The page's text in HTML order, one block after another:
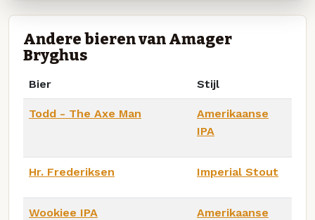
Andere bieren van Amager
Bryghus
Bier Stijl
Todd - The Axe Man
Amerikaanse
IPA
Hr. Frederiksen Imperial Stout
Wookiee IPA
Amerikaanse